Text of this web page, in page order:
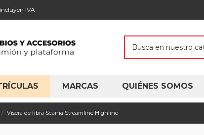
IVA
MARCAS QUIÉNES SOMOS
Visera de fibra Scania Streamline Highline